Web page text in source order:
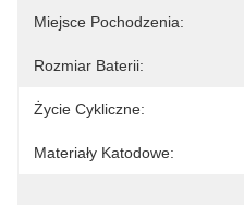
Miejsce Pochodzenia:
Rozmiar Baterii:
Życie Cykliczne:
Materiały Katodowe: